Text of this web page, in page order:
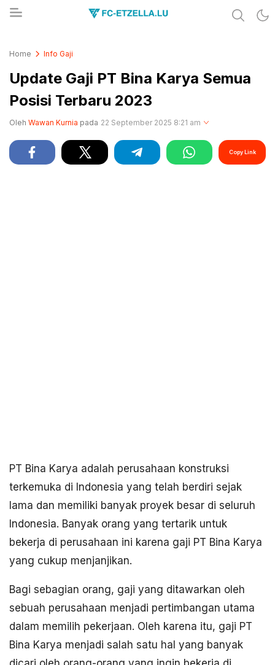
Home Info Gaji
Update Gaji PT Bina Karya Semua
Posisi Terbaru 2023
Oleh Wawan Kurnia pada 22 September 2025 8:21 am
Copy Link
PT Bina Karya adalah perusahaan konstruksi
terkemuka di Indonesia yang telah berdiri sejak
lama dan memiliki banyak proyek besar di seluruh
Indonesia. Banyak orang yang tertarik untuk
bekerja di perusahaan ini karena gaji PT Bina Karya
yang cukup menjanjikan.
Bagi sebagian orang, gaji yang ditawarkan oleh
sebuah perusahaan menjadi pertimbangan utama
dalam memilih pekerjaan. Oleh karena itu, gaji PT
Bina Karya menjadi salah satu hal yang banyak